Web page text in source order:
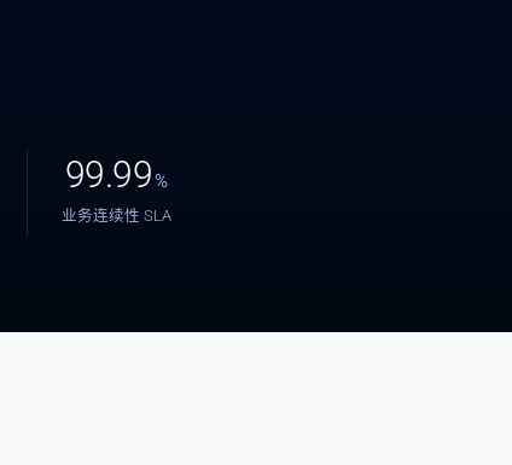
99.99%
业务连续性 SLA